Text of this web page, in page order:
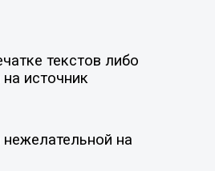
текстов либо
источник
на